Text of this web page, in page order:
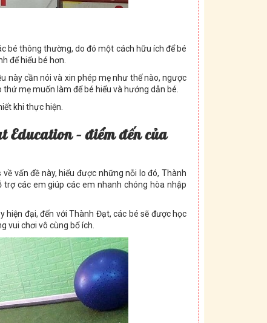
bé thông thường, do đó một cách hữu ích để bé
để hiểu bé hơn.
này cần nói và xin phép mẹ như thế nào, ngược
mẹ muốn làm để bé hiểu và hướng dẫn bé.
khi thực hiện.
t Education – điểm đến của
vấn đề này, hiểu được những nỗi lo đó, Thành
các em giúp các em nhanh chóng hòa nhập
đại, đến với Thành Đạt, các bé sẽ được học
vui chơi vô cùng bổ ích.